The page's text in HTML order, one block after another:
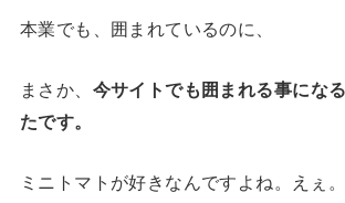
本業でも、囲まれているのに、
まさか、 今サイトでも囲まれる事にな
たです。
ミニトマトが好きなんですよね。えぇ。